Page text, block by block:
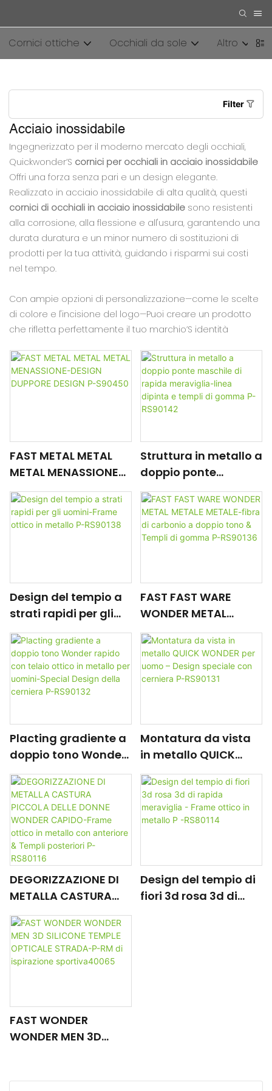
Cornici ottiche Occhiali da sole Altro
Filter
Acciaio inossidabile
Ingegnerizzato per il moderno mercato degli occhiali,
Quickwonder’S cornici per occhiali in acciaio inossidabile
Offri una forza senza pari e un design elegante.
Realizzato in acciaio inossidabile di alta qualità, questi
cornici di occhiali in acciaio inossidabile sono resistenti
alla corrosione, alla flessione e all'usura, garantendo una
durata duratura e un minor numero di sostituzioni di
prodotti per la tua attività, guidando i risparmi sui costi
nel tempo.
Con ampie opzioni di personalizzazione—come le scelte
di colore e l'incisione del logo—Puoi creare un prodotto
che rifletta perfettamente il tuo marchio’S identità
FAST METAL METAL
METAL MENASSIONE-
DESIGN DUPPORE
DESIGN P-S90450
Struttura in metallo a
doppio ponte
maschile di rapida
meraviglia-linea
dipinta e templi di
gomma P-RS90142
Design del tempio a
strati rapidi per gli
uomini-Frame ottico
in metallo P-RS90138
FAST FAST WARE
WONDER METAL
METALE METALE-fibra
di carbonio a doppio
tono & Templi di
gomma P-RS90136
Placting gradiente a
doppio tono Wonder
rapido con telaio
ottico in metallo per
uomini-Special
Design della cerniera
P-RS90132
Montatura da vista
in metallo QUICK
WONDER per uomo –
Design speciale con
cerniera P-RS90131
DEGORIZZAZIONE DI
METALLA CASTURA
PICCOLA DELLE DONNE
WONDER CAPIDO-
Frame ottico in
metallo con
Design del tempio di
fiori 3d rosa 3d di
FAST WONDER
WONDER MEN 3D
RM di ispirazione